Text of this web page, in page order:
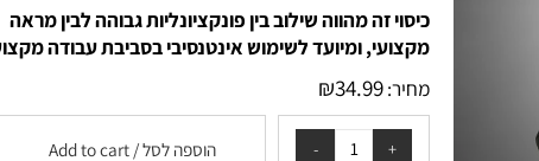
כיסוי זה מהווה שילוב בין פונקציונליות גבוהה לבין מראה
מקצועי, ומיועד לשימוש אינטנסיבי בסביבת עבודה מקצועית.
מחיר:
₪34.99